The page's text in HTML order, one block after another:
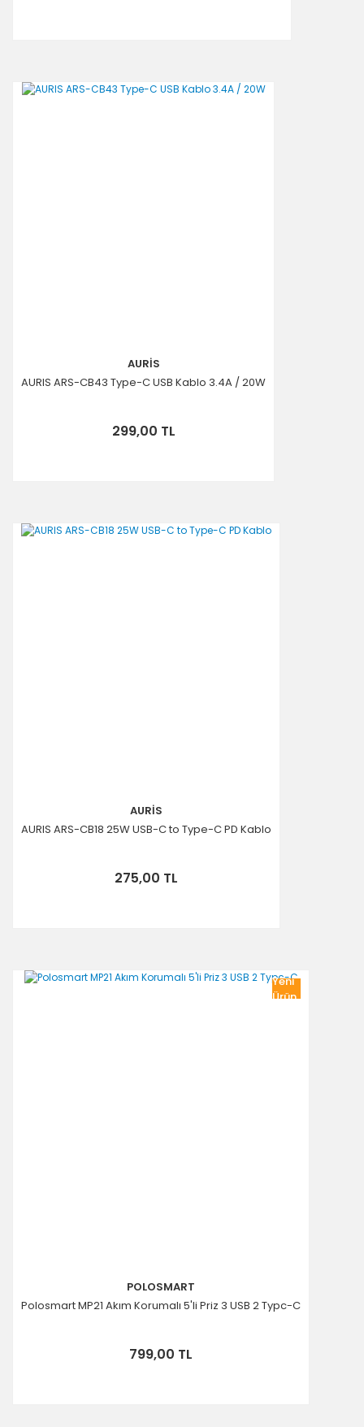
AURİS
AURIS ARS-CB43 Type-C USB Kablo 3.4A / 20W
299,00 TL
AURİS
AURIS ARS-CB18 25W USB-C to Type-C PD Kablo
275,00 TL
Yeni
Ürün
POLOSMART
Polosmart MP21 Akım Korumalı 5'li Priz 3 USB 2 Typc-C
799,00 TL